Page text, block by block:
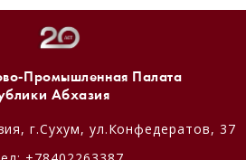
Промышленная Палата
Абхазия
г.Сухум, ул.Конфедератов, 37